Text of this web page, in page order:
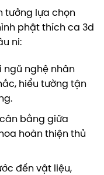
tưởng lựa chọn
phật thích ca 3d
ni:
ngũ nghệ nhân
hiểu tường tận
bằng giữa
hoàn thiện thủ
đến vật liệu,